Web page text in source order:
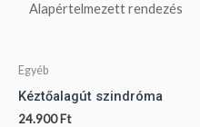
Egyéb
Kéztőalagút szindróma
24.900Ft